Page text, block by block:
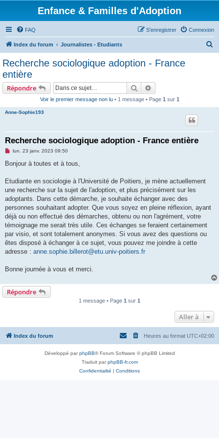
Enfance & Familles d'Adoption
FAQ Connexion
S’enregistrer
Index du forum Journalistes - Etudiants
Recherche sociologique adoption - France
entière
Répondre Rechercher
Voir le premier message non lu• 1 message • Page 1 sur 1
Anne-Sophie193
Recherche sociologique adoption - France entière
M
s
g
n
o
l
u
lun. 23 janv. 2023 09:50
Bonjour à toutes et à tous,
Etudiante en sociologie à l'Université de Poitiers, je mène actuellement
une recherche sur la sujet de l'adoption, et plus précisément sur les
adoptants. Dans cette démarche, je souhaite échanger avec des
personnes souhaitant adopter. Que vous soyez en pleine réflexion, ayant
déjà ou non effectué des démarches, obtenu ou non l'agrément, votre
témoignage me serait très utile. Ces échanges se feraient certainement
par visio, et sont totalement anonymes. Si vous avez des questions ou
êtes disposé à échanger à ce sujet, vous pouvez me joindre à cette
adresse : anne.sophie.billerot@etu.univ-poitiers.fr
Bonne journée à vous et merci.
Répondre
1 message • Page 1 sur 1
Aller à
Index du forum Heures au format UTC+02:00
Développé parphpBB® Forum Software © phpBB Limited
Traduit parphpBB-fr.com
Confidentialité | Conditions